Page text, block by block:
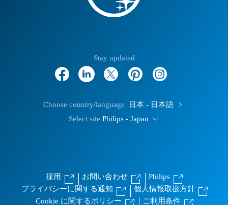
Stay updated
Choose country/language
日本 - 日本語
Select site Philips - Japan
採用 お問い合わせ
Philips
プライバシーに関する通知
個人情報取扱方針
Cookie に関するポリシー
ご利用条件